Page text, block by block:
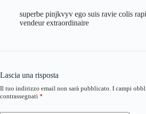
superbe pinjkvyv ego suis ravie colis
vendeur extraordinaire
Lascia una risposta
Il tuo indirizzo email non sarà pubblicato. I campi
contrassegnati *